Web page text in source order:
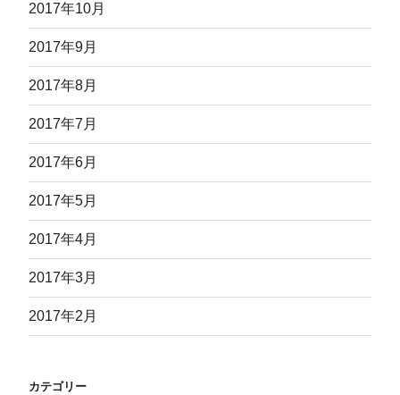
2017年10月
2017年9月
2017年8月
2017年7月
2017年6月
2017年5月
2017年4月
2017年3月
2017年2月
カテゴリー